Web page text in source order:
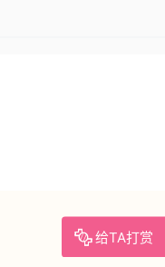
给TA打赏